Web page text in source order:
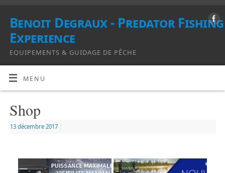
Benoit Degraux - Predator Fishing
Experience
EQUIPEMENTS & GUIDAGE DE PÊCHE
MENU
Shop
13 décembre 2017